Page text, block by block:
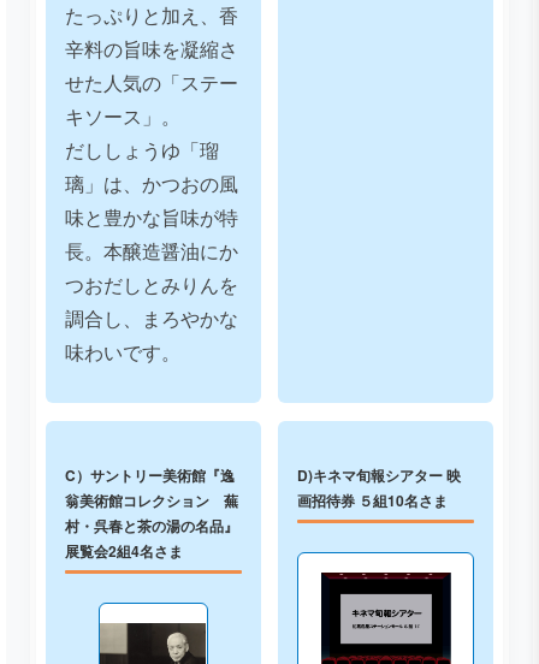
たっぷりと加え、香
辛料の旨味を凝縮さ
せた人気の「ステー
キソース」。
だししょうゆ「瑠
璃」は、かつおの風
味と豊かな旨味が特
長。本醸造醤油にか
つおだしとみりんを
調合し、まろやかな
味わいです。
C）サントリー美術館『逸
翁美術館コレクション 蕪
村・呉春と茶の湯の名品』
展覧会2組4名さま
D)キネマ旬報シアター 映
画招待券 ５組10名さま